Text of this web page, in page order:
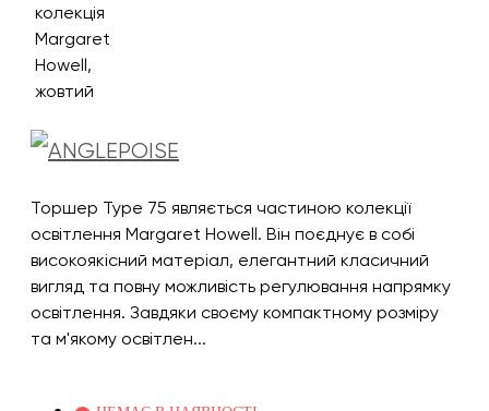
Торшер Type 75 являється частиною колекції
освітлення Margaret Howell. Він поєднує в собі
високоякісний матеріал, елегантний класичний
вигляд та повну можливість регулювання напрямку
освітлення. Завдяки своєму компактному розміру
та м'якому освітлен...